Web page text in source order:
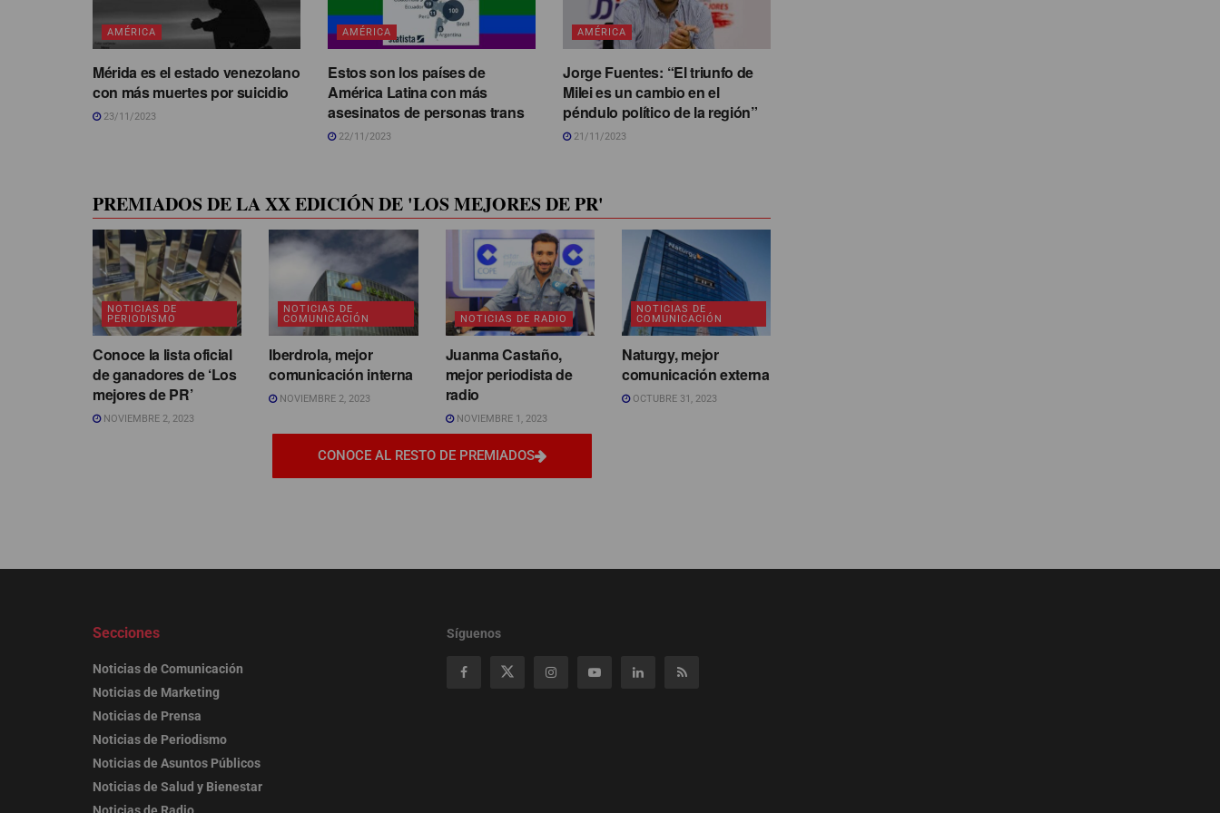
AMÉRICA
Mérida es el estado venezolano
con más muertes por suicidio
23/11/2023
AMÉRICA
Estos son los países de
América Latina con más
asesinatos de personas trans
22/11/2023
AMÉRICA
Jorge Fuentes: “El triunfo de
Milei es un cambio en el
péndulo político de la región”
21/11/2023
PREMIADOS DE LA XX EDICIÓN DE 'LOS MEJORES DE PR'
NOTICIAS DE
PERIODISMO
Conoce la lista oficial
de ganadores de ‘Los
mejores de PR’
NOVIEMBRE 2, 2023
NOTICIAS DE
COMUNICACIÓN
Iberdrola, mejor
comunicación interna
NOVIEMBRE 2, 2023
NOTICIAS DE RADIO
Juanma Castaño,
mejor periodista de
radio
NOVIEMBRE 1, 2023
NOTICIAS DE
COMUNICACIÓN
Naturgy, mejor
comunicación externa
OCTUBRE 31, 2023
CONOCE AL RESTO DE PREMIADOS
Secciones
Noticias de Comunicación
Noticias de Marketing
Noticias de Prensa
Noticias de Periodismo
Noticias de Asuntos Públicos
Noticias de Salud y Bienestar
Síguenos